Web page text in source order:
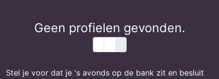
Geen profielen gevonden.
Stel je voor dat je 's avonds op de bank zit en besluit